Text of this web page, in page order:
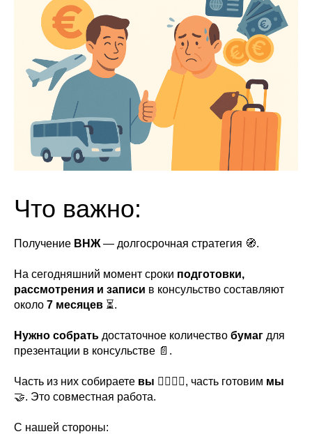
Что важно:
Получение ВНЖ — долгосрочная стратегия 🧭.
На сегодняшний момент сроки подготовки,
рассмотрения и записи в консульство составляют
около 7 месяцев ⏳.
Нужно собрать достаточное количество бумаг для
презентации в консульстве 📄.
Часть из них собираете вы 🙋‍♂️🙋‍♀️, часть готовим мы
🤝. Это совместная работа.
С нашей стороны: